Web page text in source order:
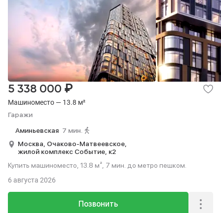
Машиноместо — 13.8 м²
Гаражи
5 338 000 ₽
Аминьевская 7 мин.
Москва, Очаково-Матвеевское,
жилой комплекс Событие, к2
Купить машиноместо, 13.8 м², 7 мин. до метро пешком.
Позвонить
6 августа 2026